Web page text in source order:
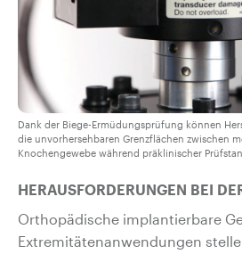
Dank der Biege-Ermüdungsprüfung können
die unvorhersehbaren Grenzflächen zwischen
Knochengewebe während präklinischer
HERAUSFORDERUNGEN BEI
Orthopädische implantierbare
Extremitätenanwendungen